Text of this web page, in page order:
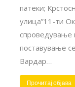
патеки;
улица”11-ти
спроведување
поставување
Вардар…
Прочитај објава